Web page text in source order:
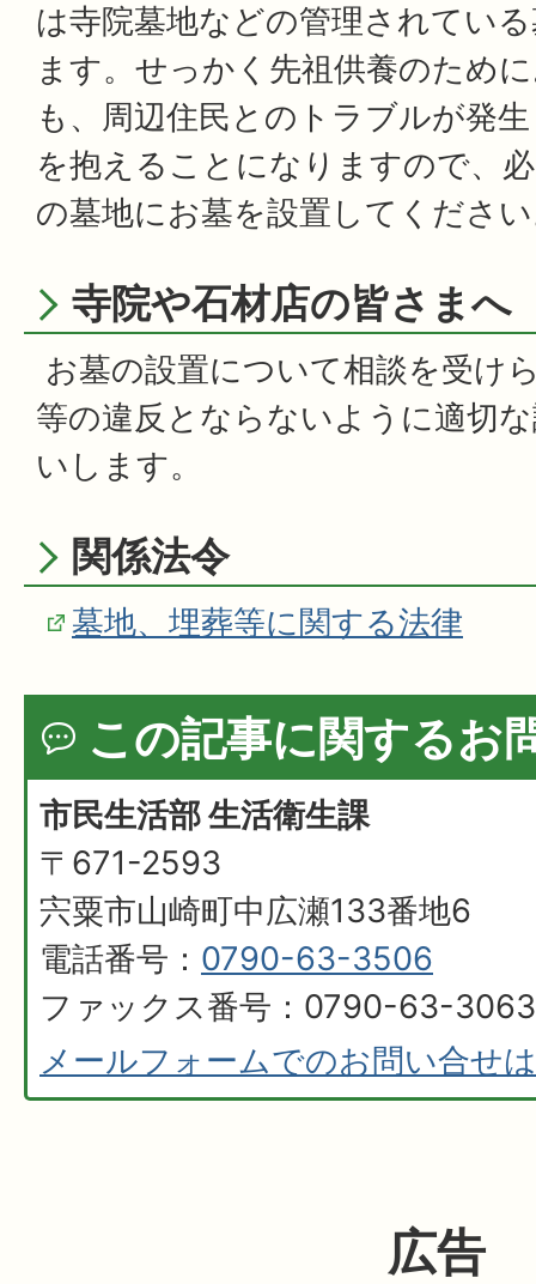
は寺院墓地などの管理されてい
ます。せっかく先祖供養のため
も、周辺住民とのトラブルが発
を抱えることになりますので、
の墓地にお墓を設置してくださ
寺院や石材店の皆さまへ
お墓の設置について相談を受け
等の違反とならないように適切
いします。
関係法令
墓地、埋葬等に関する法律
この記事に関するお
市民生活部 生活衛生課
〒671-2593
宍粟市山崎町中広瀬133番地6
電話番号： 0790-63-3506
ファックス番号：0790-63-3063
メールフォームでのお問い合せ
広告